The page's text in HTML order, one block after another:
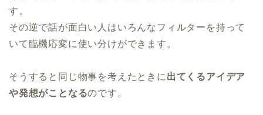
す。
その逆で話が面白い人はいろんなフィルターを持って
いて臨機応変に使い分けができます。
そうすると同じ物事を考えたときに 出てくるアイデア
や発想がことなるのです。